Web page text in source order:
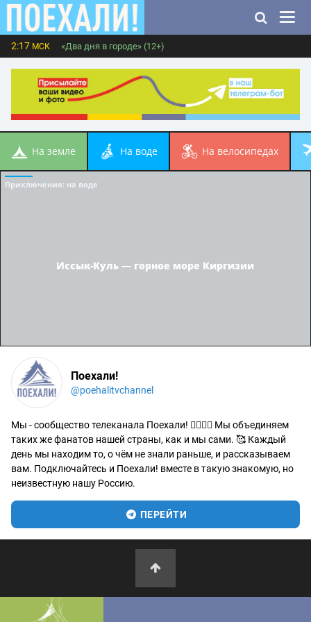
2:17 МСК «Два дня в городе» (12+)
на земле на воде на велосипедах
Приключения: на воде
Иссык-Куль — горное море Киргизии
Поехали!
@poehalitvchannel
Мы - сообщество телеканала Поехали! 🙋‍♂️🙋‍♀️ Мы объединяем
таких же фанатов нашей страны, как и мы сами. 🥰 Каждый
день мы находим то, о чём не знали раньше, и рассказываем
вам. Подключайтесь и Поехали! вместе в такую знакомую, но
неизвестную нашу Россию.
ПЕРЕЙТИ